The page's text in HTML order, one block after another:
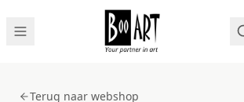
Terug naar webshop